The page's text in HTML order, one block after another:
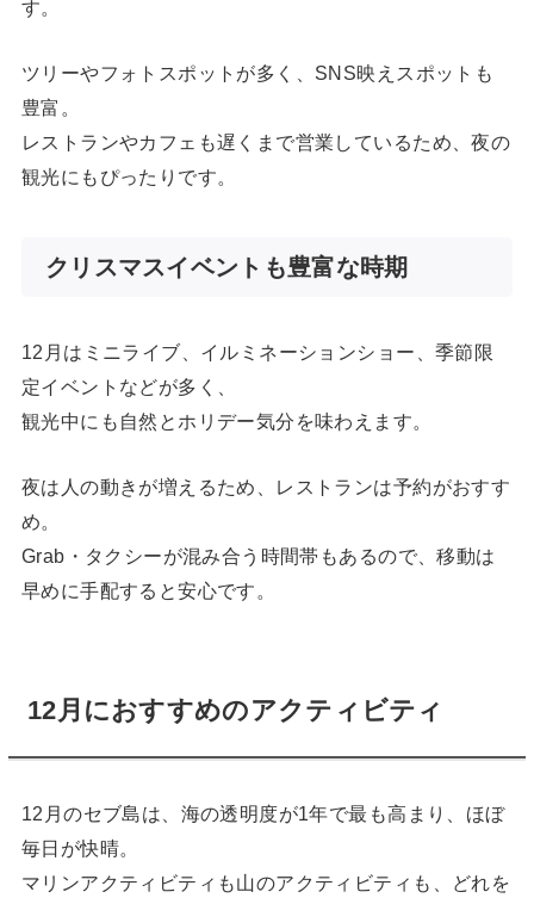
す。
ツリーやフォトスポットが多く、SNS映えスポットも
豊富。
レストランやカフェも遅くまで営業しているため、夜の
観光にもぴったりです。
クリスマスイベントも豊富な時期
12月はミニライブ、イルミネーションショー、季節限
定イベントなどが多く、
観光中にも自然とホリデー気分を味わえます。
夜は人の動きが増えるため、レストランは予約がおすす
め。
Grab・タクシーが混み合う時間帯もあるので、移動は
早めに手配すると安心です。
12月におすすめのアクティビティ
12月のセブ島は、海の透明度が1年で最も高まり、ほぼ
毎日が快晴。
マリンアクティビティも山のアクティビティも、どれを